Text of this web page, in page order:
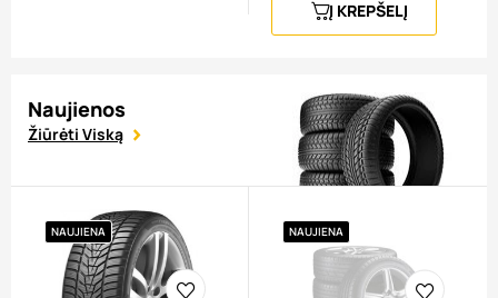
Į KREPŠELĮ
Naujienos
Žiūrėti Viską
NAUJIENA NAUJIENA